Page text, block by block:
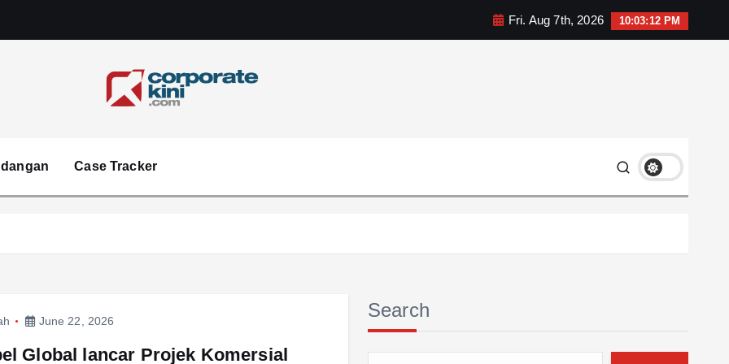
Fri. Aug 7th, 2026 10:03:13 PM
Case Tracker
June 22, 2026
Global lancar Projek Komersial
Search